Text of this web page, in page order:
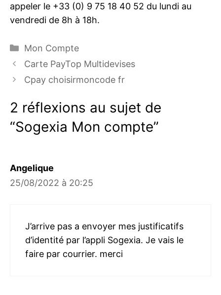
appeler le +33 (0) 9 75 18 40 52 du lundi au
vendredi de 8h à 18h.
Catégories
Mon Compte
Carte PayTop Multidevises
Cpay choisirmoncode fr
2 réflexions au sujet de
“Sogexia Mon compte”
Angelique
25/08/2022 à 20:25
J’arrive pas a envoyer mes justificatifs
d’identité par l’appli Sogexia. Je vais le
faire par courrier. merci